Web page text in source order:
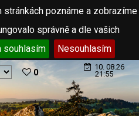
poznáme a zobrazíme
správně a dle vašich
souhlasím Nesouhlasím
0
10. 08.26
21:55